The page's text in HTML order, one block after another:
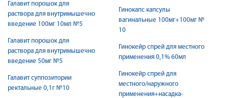
Галавит порошок для
раствора для внутримышечно
введение 100мг 10мл №5
Галавит порошок для
раствора для внутримышечно
введение 50мг №5
Галавит суппозитории
ректальные 0,1г №10
Гинокапс капсулы
вагинальные 100мг+100мг №
10
Гинокейр спрей для местного
применения 0,1% 60мл
Гинокейр спрей для
местного/наружного
применения+насадка-